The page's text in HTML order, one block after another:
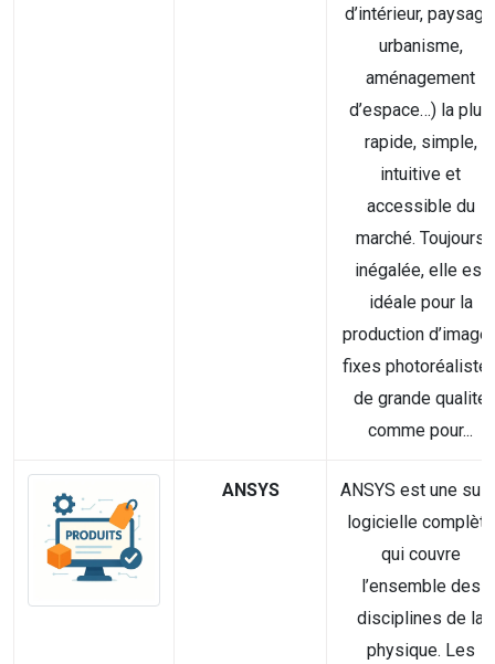
d’intérieur,
urbanisme,
aménagement
d’espace…) la plus
rapide, simple,
intuitive et
accessible du
marché. Toujours
inégalée, elle est
idéale pour la
production
fixes
de grande qualité
comme pour...
ANSYS
ANSYS est une
logicielle complète
qui couvre
l’ensemble des
disciplines de la
physique. Les